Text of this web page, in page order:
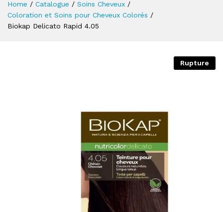
Home / Catalogue / Soins Cheveux /
Coloration et Soins pour Cheveux Colorés /
Biokap Delicato Rapid 4.05
Rupture